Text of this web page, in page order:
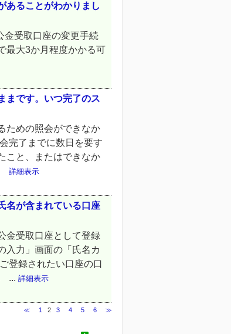
あることがわかりまし
金受取口座の変更手続
最大3か月程度かかる可
まです。いつ完了のス
ための照会ができなか
完了までに数日を要す
こと、またはできなか
詳細表示
名が含まれている口座
金受取口座として登録
入力」画面の「氏名カ
登録されたい口座の口
... 詳細表示
≪ 1 2 3 4 5 6 ≫